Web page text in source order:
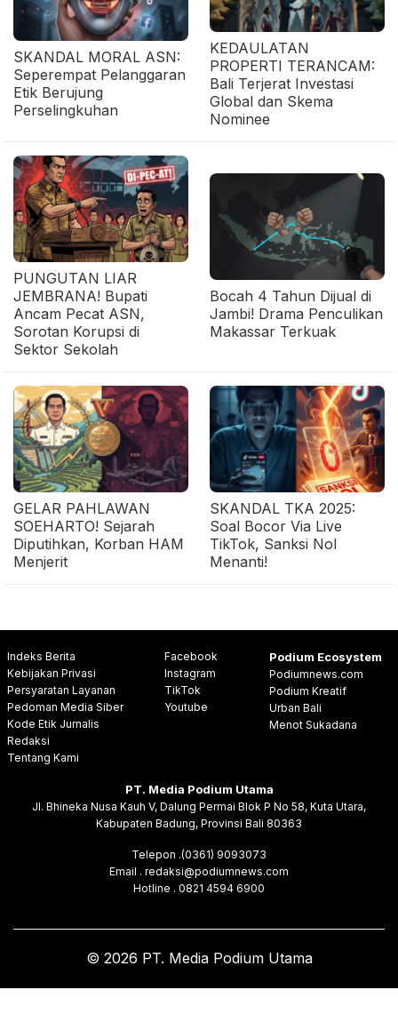
SKANDAL MORAL ASN:
Seperempat Pelanggaran
Etik Berujung
Perselingkuhan
KEDAULATAN
PROPERTI TERANCAM:
Bali Terjerat Investasi
Global dan Skema
Nominee
PUNGUTAN LIAR
JEMBRANA! Bupati
Ancam Pecat ASN,
Sorotan Korupsi di
Sektor Sekolah
Bocah 4 Tahun Dijual di
Jambi! Drama Penculikan
Makassar Terkuak
GELAR PAHLAWAN
SOEHARTO! Sejarah
Diputihkan, Korban HAM
Menjerit
SKANDAL TKA 2025:
Soal Bocor Via Live
TikTok, Sanksi Nol
Menanti!
Indeks Berita
Kebijakan Privasi
Persyaratan Layanan
Pedoman Media Siber
Kode Etik Jurnalis
Redaksi
Tentang Kami
Facebook
Instagram
TikTok
Youtube
Podium Ecosystem
Podiumnews.com
Podium Kreatif
Urban Bali
Menot Sukadana
PT. Media Podium Utama
Jl. Bhineka Nusa Kauh V, Dalung Permai Blok P No 58, Kuta Utara,
Kabupaten Badung, Provinsi Bali 80363
Telepon .(0361) 9093073
Email . redaksi@podiumnews.com
Hotline . 0821 4594 6900
© 2026 PT. Media Podium Utama